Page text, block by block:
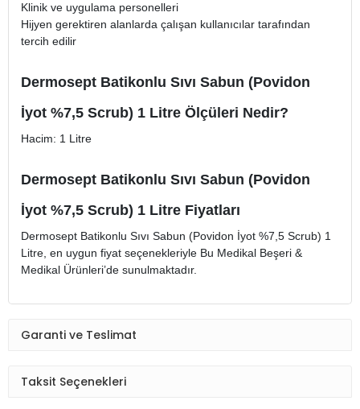
Klinik ve uygulama personelleri
Hijyen gerektiren alanlarda çalışan kullanıcılar tarafından
tercih edilir
Dermosept Batikonlu Sıvı Sabun (Povidon
İyot %7,5 Scrub) 1 Litre Ölçüleri Nedir?
Hacim: 1 Litre
Dermosept Batikonlu Sıvı Sabun (Povidon
İyot %7,5 Scrub) 1 Litre Fiyatları
Dermosept Batikonlu Sıvı Sabun (Povidon İyot %7,5 Scrub) 1
Litre, en uygun fiyat seçenekleriyle Bu Medikal Beşeri &
Medikal Ürünleri’de sunulmaktadır.
Garanti ve Teslimat
Taksit Seçenekleri